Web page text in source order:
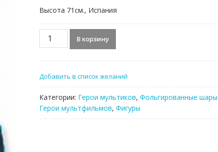
Высота 71см., Испания
Количество
товара
Сонник
В корзину
Добавить в список желаний
Категории: Герои мультиков, Фольгированные шары
Герои мультфильмов, Фигуры